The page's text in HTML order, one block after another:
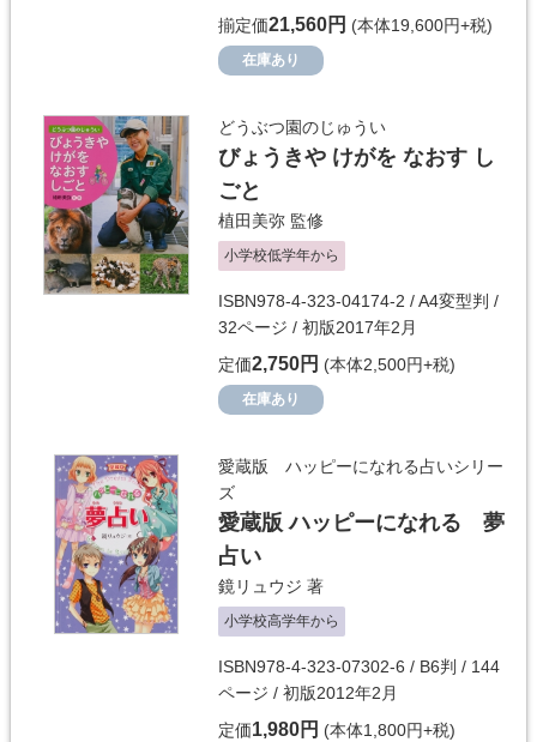
揃定価21,560円 (本体19,600円+税)
在庫あり
どうぶつ園のじゅうい
びょうきや けがを なおす し
ごと
植田美弥 監修
小学校低学年から
ISBN978-4-323-04174-2 / A4変型判 /
32ページ / 初版2017年2月
定価2,750円 (本体2,500円+税)
在庫あり
愛蔵版 ハッピーになれる占いシリー
ズ
愛蔵版 ハッピーになれる 夢
占い
鏡リュウジ 著
小学校高学年から
ISBN978-4-323-07302-6 / B6判 / 144
ページ / 初版2012年2月
定価1,980円 (本体1,800円+税)